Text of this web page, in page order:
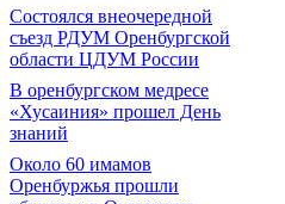
Состоялся внеочередной
съезд РДУМ Оренбургской
области ЦДУМ России
В оренбургском медресе
«Хусаиния» прошел День
знаний
Около 60 имамов
Оренбуржья прошли